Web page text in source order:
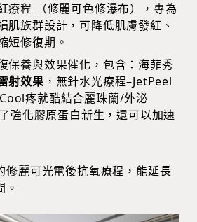
療程 （修麗可色修瀑布），專為
肌族群設計，可降低肌膚發紅、
短修復期。
保養與效果催化，包含：海菲秀
射效果，無針水光療程–JetPeel
疼就酷結合麗珠蘭/外泌
強化膠原蛋白新生，還可以加速
修麗可光電後抗氧療程，能延長